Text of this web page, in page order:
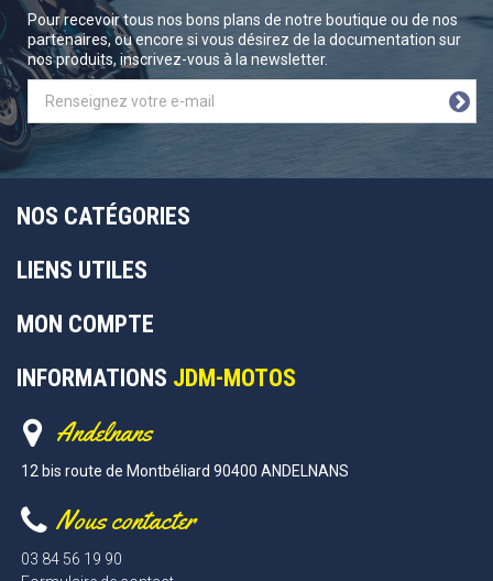
Pour recevoir tous nos bons plans de notre boutique ou de nos
partenaires, ou encore si vous désirez de la documentation sur
nos produits, inscrivez-vous à la newsletter.
NOS CATÉGORIES
LIENS UTILES
MON COMPTE
INFORMATIONS JDM-MOTOS
Andelnans
12 bis route de Montbéliard 90400 ANDELNANS
Nous contacter
03 84 56 19 90